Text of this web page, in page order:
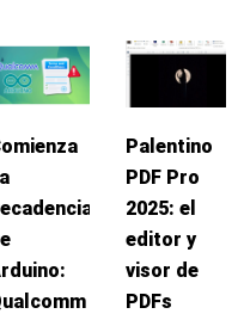
Palentino
PDF Pro
2025: el
editor y
visor de
PDFs